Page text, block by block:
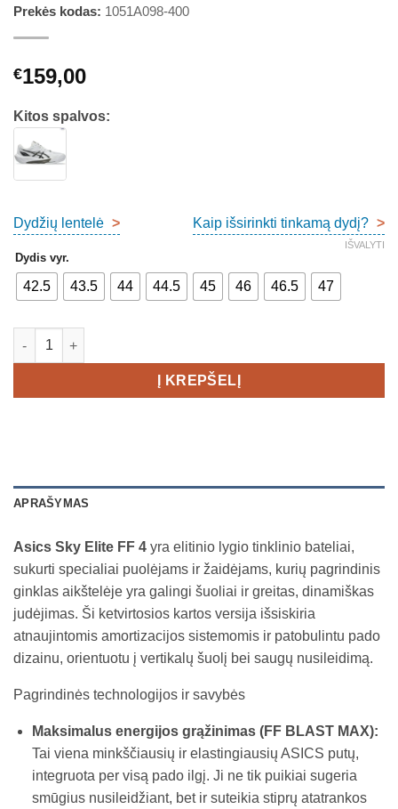
Prekės kodas: 1051A098-400
€159,00
Kitos spalvos:
Dydžių lentelė > Kaip išsirinkti tinkamą dydį? >
Dydis vyr.
42.5 43.5 44 44.5 45 46 46.5 47
IŠVALYTI
produkto kiekis: Asics Sky Elite FF 4 Grass - Men's
Į KREPŠELĮ
APRAŠYMAS
Asics Sky Elite FF 4 yra elitinio lygio tinklinio bateliai,
sukurti specialiai puolėjams ir žaidėjams, kurių pagrindinis
ginklas aikštelėje yra galingi šuoliai ir greitas, dinamiškas
judėjimas. Ši ketvirtosios kartos versija išsiskiria
atnaujintomis amortizacijos sistemomis ir patobulintu pado
dizainu, orientuotu į vertikalų šuolį bei saugų nusileidimą.
Pagrindinės technologijos ir savybės
Maksimalus energijos grąžinimas (FF BLAST MAX):
Tai viena minkščiausių ir elastingiausių ASICS putų,
integruota per visą pado ilgį. Ji ne tik puikiai sugeria
smūgius nusileidžiant, bet ir suteikia stiprų atatrankos